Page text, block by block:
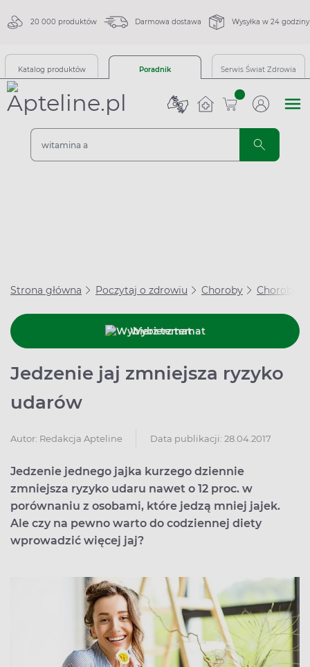
20 000 produktów Darmowa dostawa Wysyłka w 24 godziny
Katalog produktów Poradnik Serwis Świat Zdrowia
sztuk
Strona główna Poczytaj o zdrowiu Choroby Choroby
Wybierz temat
Jedzenie jaj zmniejsza ryzyko
udarów
Autor: Redakcja Apteline Data publikacji: 28.04.2017
Jedzenie jednego jajka kurzego dziennie
zmniejsza ryzyko udaru nawet o 12 proc. w
porównaniu z osobami, które jedzą mniej jajek.
Ale czy na pewno warto do codziennej diety
wprowadzić więcej jaj?